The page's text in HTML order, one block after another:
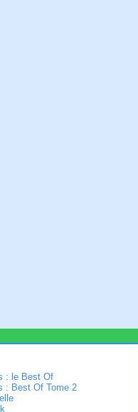
: le Best Of
: Best Of Tome 2